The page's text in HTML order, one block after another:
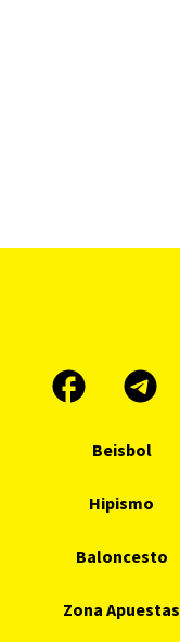
Beisbol
Hipismo
Baloncesto
Zona Apuestas